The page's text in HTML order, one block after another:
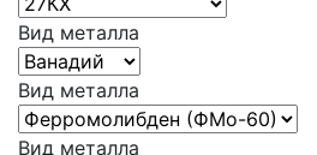
Вид металла
Вид металла
Вид металла